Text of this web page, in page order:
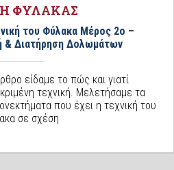
ΦΥΛΑΚΑΣ
του Φύλακα Μέρος 2ο –
& Διατήρηση Δολωμάτων
είδαμε το πώς και γιατί
τεχνική. Μελετήσαμε τα
που έχει η τεχνική του
σε σχέση